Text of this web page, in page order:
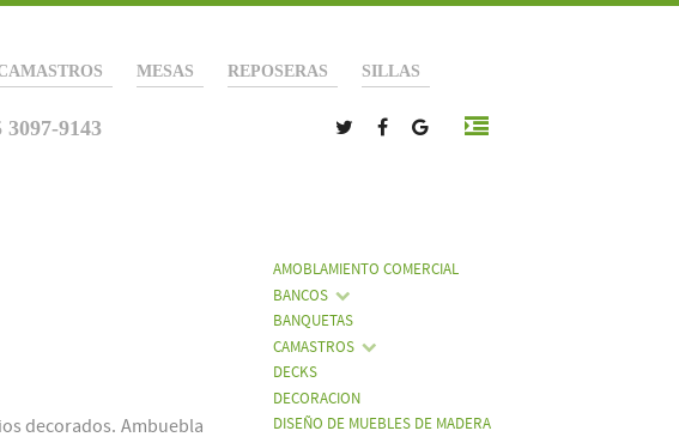
MESAS REPOSERAS SILLAS
3097-9143
decorados. Ambuebla
AMOBLAMIENTO COMERCIAL
BANCOS
BANQUETAS
CAMASTROS
DECKS
DECORACION
DISEÑO DE MUEBLES DE MADERA